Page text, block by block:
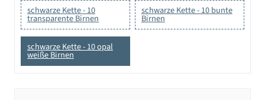
schwarze Kette - 10
transparente Birnen
schwarze Kette - 10 bunte
Birnen
schwarze Kette - 10 opal
weiße Birnen